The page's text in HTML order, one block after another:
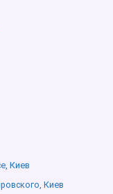
Киев
Киев